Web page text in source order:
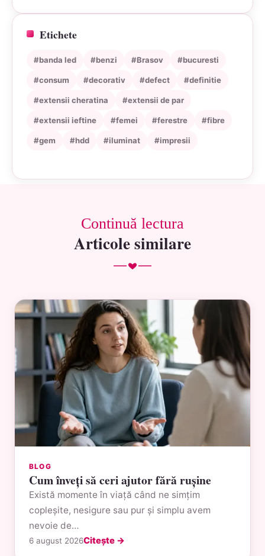
Etichete
#banda led #benzi #Brasov #bucuresti
#consum #decorativ #defect #definitie
#extensii cheratina #extensii de par
#extensii ieftine #femei #ferestre #fibre
#gem #hdd #iluminat #impresii
Continuă lectura
Articole similare
BLOG
Cum înveți să ceri ajutor fără rușine
Există momente în viață când ne simțim
copleșite, nesigure sau pur și simplu avem
nevoie de…
6 august 2026Citește →